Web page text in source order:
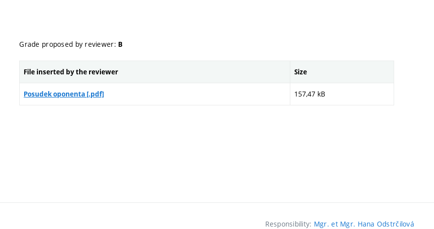
Grade proposed by reviewer: B
File inserted by the reviewer Size
Posudek oponenta [.pdf] 157,47 kB
Responsibility: Mgr. et Mgr. Hana Odstrčilová